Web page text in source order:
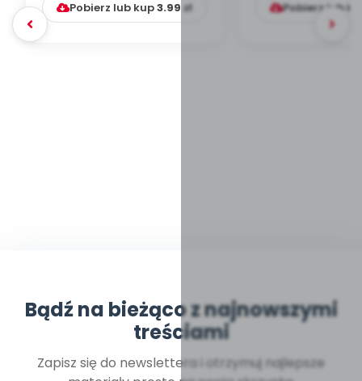
Pobierz lub kup3.99 zł Pobierz lub
Bądź na bieżąco z najnowszymi
treściami
Zapisz się do newslettera i otrzymuj najlepsze